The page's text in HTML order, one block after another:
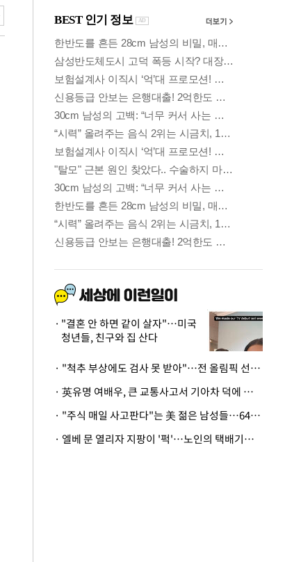
"결혼 안 하면 같이 살자"…미국
청년들, 친구와 집 산다
· "척추 부상에도 검사 못 받아"…전 올림픽 선수, 美봅슬레이협회 상대 소송
· 英유명 여배우, 큰 교통사고서 기아차 덕에 살았다
· "주식 매일 사고판다"는 美 젊은 남성들…64%가 "나는 인생의 패배자“
· 엘베 문 열리자 지팡이 '퍽'…노인의 택배기사 폭행 이유